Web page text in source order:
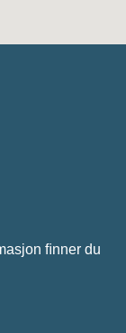
ﬁnner du